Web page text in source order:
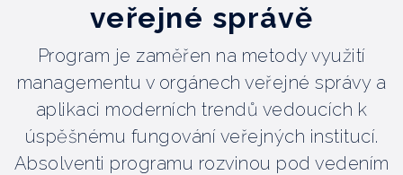
veřejné správě
Program je zaměřen na metody využití
managementu v orgánech veřejné správy a
aplikaci moderních trendů vedoucích k
úspěšnému fungování veřejných institucí.
Absolventi programu rozvinou pod vedením